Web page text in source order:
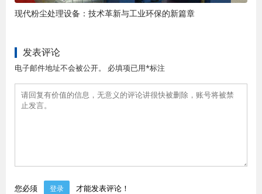
现代粉尘处理设备：技术革新与工业环保的新篇章
发表评论
电子邮件地址不会被公开。 必填项已用*标注
您必须 登录 才能发表评论！